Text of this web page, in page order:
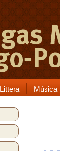
Música